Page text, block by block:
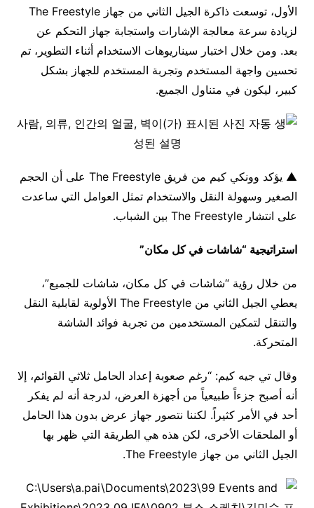
الأول، توسعت ذاكرة الجيل الثاني من جهاز The Freestyle
لزيادة سرعة معالجة الإشارات واستجابة جهاز التحكم عن
بعد. ومن خلال اختبار سيناريوهات الاستخدام أثناء التطوير، تم
تحسين واجهة المستخدم وتجربة المستخدم للجهاز بشكل
كبير، ليكون في متناول الجميع.
▲ يؤكد وونكي كيم من فريق The Freestyle على أن الحجم
الصغير وسهولة النقل والاستخدام تمثل العوامل التي ساعدت
على انتشار The Freestyle بين الشباب.
استراتيجية “شاشات في كل مكان”
من خلال رؤية “شاشات في كل مكان، شاشات للجميع”،
يعطي الجيل الثاني من The Freestyle الأولوية لقابلية النقل
والتنقل لتمكين المستخدمين من تجربة فوائد الشاشة
المتحركة.
وقال تي جيه كيم: “رغم صعوبة إعداد الحامل ثلاثي القوائم، إلا
أنه أصبح جزءاً طبيعياً من أجهزة العرض، لدرجة أنه لم يفكر
أحد في الأمر كثيراً. لكننا نتصور جهاز عرض بدون هذا الحامل
أو الملحقات الأخرى، لكن هذه هي الطريقة التي ظهر بها
الجيل الثاني من جهاز The Freestyle.